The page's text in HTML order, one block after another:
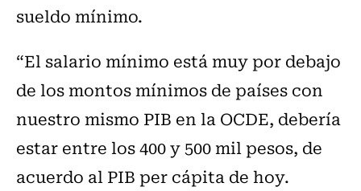
sueldo mínimo.
“El salario mínimo está muy por debajo
de los montos mínimos de países con
nuestro mismo PIB en la OCDE, debería
estar entre los 400 y 500 mil pesos, de
acuerdo al PIB per cápita de hoy.